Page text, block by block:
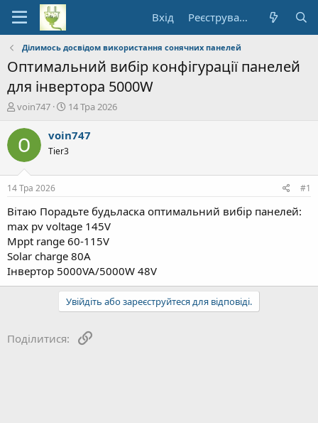
Вхід Реєстрування
Ділимось досвідом використання сонячних панелей
Оптимальний вибір конфігурації панелей
для інвертора 5000W
А
т
о
р
е
м
и
voin747
Д
т
п
т
к
у
14 Тра 2026
voin747
Tier3
14 Тра 2026 #1
Вітаю Порадьте будьласка оптимальний вибір панелей:
max pv voltage 145V
Mppt range 60-115V
Solar charge 80A
Інвертор 5000VA/5000W 48V
Увійдіть або зареєструйтеся для відповіді.
Поділитися: